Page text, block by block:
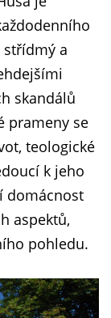
střídmý a
skandálů
prameny se
teologické
k jeho
domácnost
aspektů,
pohledu.